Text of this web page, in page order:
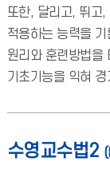
또한, 달리고, 뛰고,
적용하는 능력을
원리와 훈련방법을
기초기능을 익혀
수영교수법2